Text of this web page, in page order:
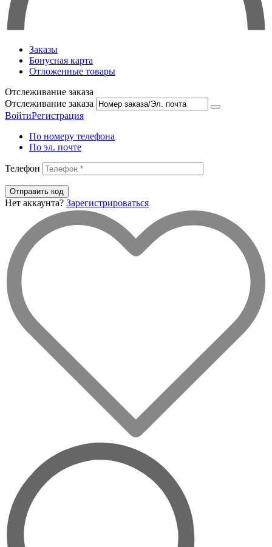
Заказы
Бонусная карта
Отложенные товары
Отслеживание заказа
Отслеживание заказа
ВойтиРегистрация
По номеру телефона
По эл. почте
Телефон
Отправить код
Нет аккаунта? Зарегистрироваться